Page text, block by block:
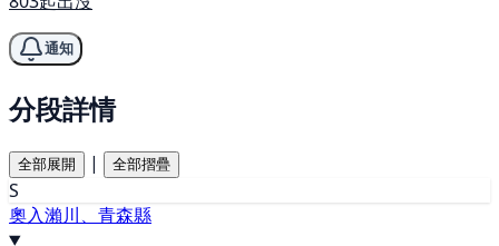
通知
分段詳情
全部展開 | 全部摺疊
S
奧入瀨川、青森縣